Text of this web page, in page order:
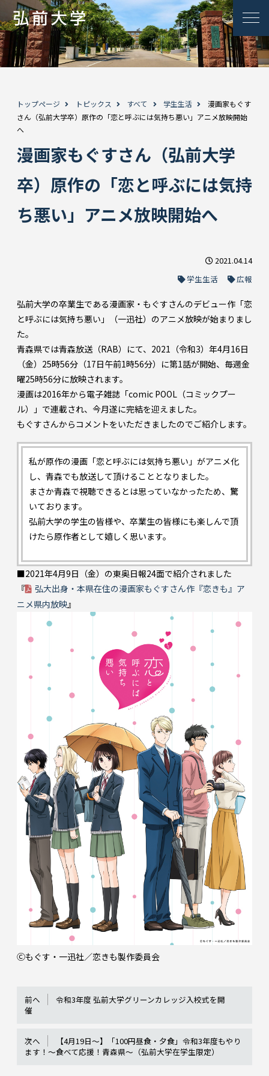
トップページ トピックス すべて 学生生活
漫画家もぐす
さん（弘前大学卒）原作の「恋と呼ぶには気持ち悪い」アニメ放映開始
へ
漫画家もぐすさん（弘前大学
卒）原作の「恋と呼ぶには気持
ち悪い」アニメ放映開始へ
2021.04.14
学生生活
広報
弘前大学の卒業生である漫画家・もぐすさんのデビュー作「恋
と呼ぶには気持ち悪い」（一迅社）のアニメ放映が始まりまし
た。
青森県では青森放送（RAB）にて、2021（令和3）年4月16日
（金）25時56分（17日午前1時56分）に第1話が開始、毎週金
曜25時56分に放映されます。
漫画は2016年から電子雑誌「comic POOL（コミックプー
ル）」で連載され、今月遂に完結を迎えました。
もぐすさんからコメントをいただきましたのでご紹介します。
私が原作の漫画「恋と呼ぶには気持ち悪い」がアニメ化
し、青森でも放送して頂けることとなりました。
まさか青森で視聴できるとは思っていなかったため、驚
いております。
弘前大学の学生の皆様や、卒業生の皆様にも楽しんで頂
けたら原作者として嬉しく思います。
■2021年4月9日（金）の東奥日報24面で紹介されました
『
弘大出身・本県在住の漫画家もぐすさん作『恋きも』ア
ニメ県内放映』
Ⓒもぐす・一迅社／恋きも製作委員会
前へ
令和3年度 弘前大学グリーンカレッジ入校式を開
催
次へ
【4月19日～】「100円昼食・夕食」令和3年度もやり
ます！～食べて応援！青森県～（弘前大学在学生限定）